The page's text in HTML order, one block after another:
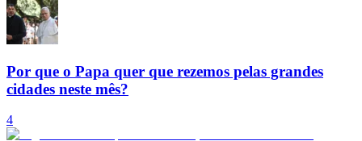
Por que o Papa quer que rezemos pelas grandes
cidades neste mês?
4